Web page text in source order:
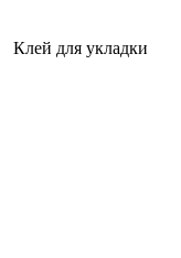
Клей для укладки